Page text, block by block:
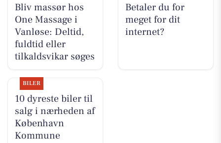
Bliv massør hos
One Massage i
Vanløse: Deltid,
fuldtid eller
tilkaldsvikar søges
Betaler du for
meget for dit
internet?
BILER
10 dyreste biler til
salg i nærheden af
København
Kommune